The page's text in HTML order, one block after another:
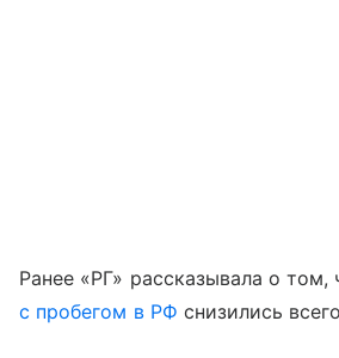
Ранее «РГ» рассказывала о
с пробегом в РФ снизились